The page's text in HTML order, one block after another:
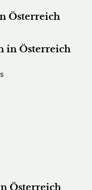
Österreich
in Österreich
Österreich